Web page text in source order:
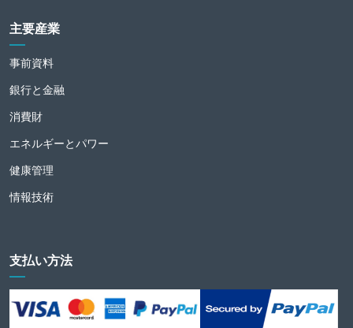
主要産業
事前資料
銀行と金融
消費財
エネルギーとパワー
健康管理
情報技術
支払い方法